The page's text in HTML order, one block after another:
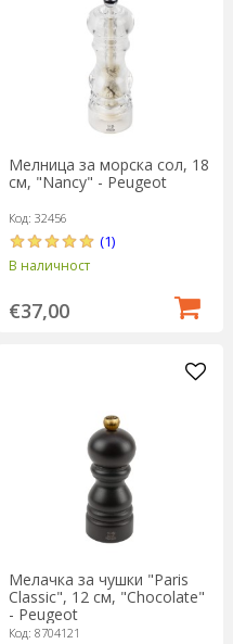
Мелница за морска сол, 18
см, "Nancy" - Peugeot
Код: 32456
(1)
В наличност
€37,00
Мелачка за чушки "Paris
Classic", 12 см, "Chocolate"
- Peugeot
Код: 8704121